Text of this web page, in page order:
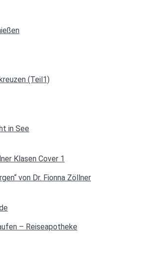
(Teil1)
in See
von Dr. Fionna Zöllner
– Reiseapotheke